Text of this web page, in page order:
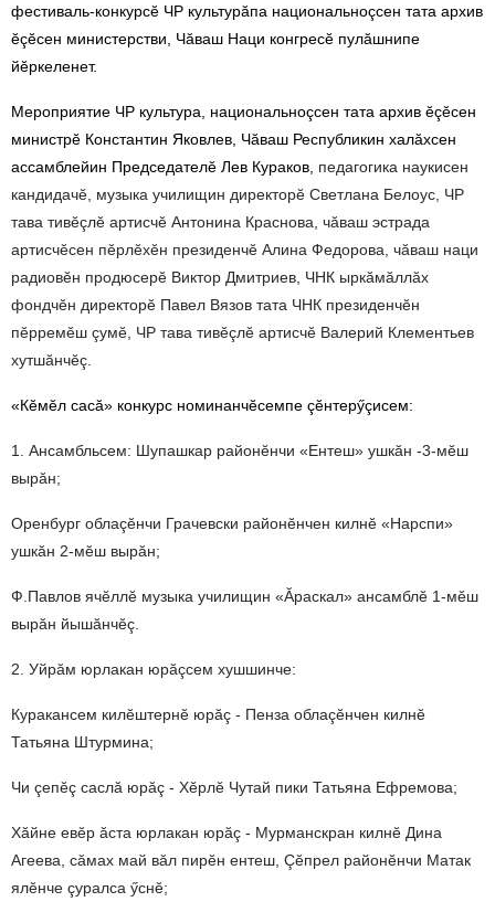
фестиваль-конкурсӗ ЧР культурăпа национальноçсен тата архив
ӗçӗсен министерстви, Чăваш Наци конгресӗ пулăшнипе
йӗркеленет.
Мероприятие ЧР культура, национальноçсен тата архив ӗçӗсен
министрӗ Константин Яковлев, Чăваш Республикин халăхсен
ассамблейин Председателӗ Лев Кураков, педагогика наукисен
кандидачӗ, музыка училищин директорӗ Светлана Белоус, ЧР
тава тивӗçлӗ артисчӗ Антонина Краснова, чăваш эстрада
артисчӗсен пӗрлӗхӗн президенчӗ Алина Федорова, чăваш наци
радиовӗн продюсерӗ Виктор Дмитриев, ЧНК ыркăмăллăх
фондчӗн директорӗ Павел Вязов тата ЧНК президенчӗн
пӗрремӗш çумӗ, ЧР тава тивӗçлӗ артисчӗ Валерий Клементьев
хутшăнчӗç.
«Кӗмӗл сасă» конкурс номинанчӗсемпе çӗнтерӳçисем:
1. Ансамбльсем: Шупашкар районӗнчи «Ентеш» ушкăн -3-мӗш
вырăн;
Оренбург облаçӗнчи Грачевски районӗнчен килнӗ «Нарспи»
ушкăн 2-мӗш вырăн;
Ф.Павлов ячӗллӗ музыка училищин «Ăраскал» ансамблӗ 1-мӗш
вырăн йышăнчӗç.
2. Уйрăм юрлакан юрăçсем хушшинче:
Куракансем килӗштернӗ юрăç - Пенза облаçӗнчен килнӗ
Татьяна Штурмина;
Чи çепӗç саслă юрăç - Хӗрлӗ Чутай пики Татьяна Ефремова;
Хăйне евӗр ăста юрлакан юрăç - Мурманскран килнӗ Дина
Агеева, сăмах май вăл пирӗн ентеш, Çӗпрел районӗнчи Матак
ялӗнче çуралса ӳснӗ;